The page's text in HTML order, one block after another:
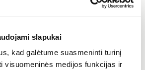
slapukai
kad galėtume suasmeninti turinį
visuomeninės medijos funkcijas ir